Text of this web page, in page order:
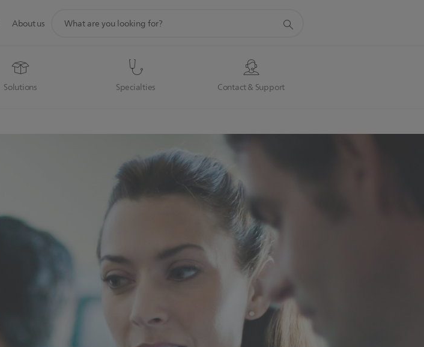
Solutions Specialties Contact & Support
About us
search